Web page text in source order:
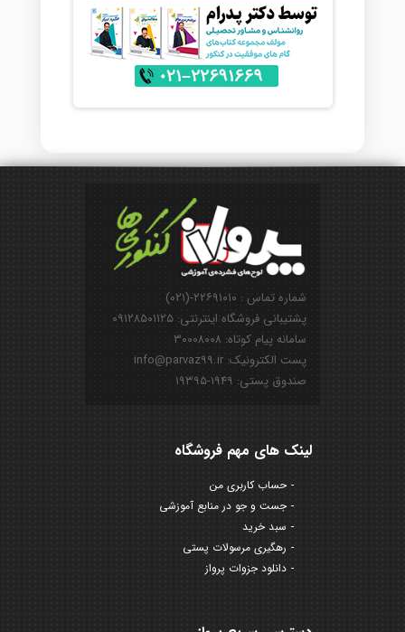
شماره تماس : ۲۲۶۹۱۰۱۰-(۰۲۱)
پشتیبانی فروشگاه اینترنتی: ۰۹۱۲۸۵۰۱۱۲۵
سامانه پیام کوتاه: ۳۰۰۰۸۰۰۸
پست الکترونیک: info@parvaz99.ir
صندوق پستی: ۱۹۴۹-۱۹۳۹۵
لینک های مهم فروشگاه
حساب کاربری من
جست و جو در منابع آموزشی
سبد خرید
رهگیری مرسولات پستی
دانلود جزوات پرواز